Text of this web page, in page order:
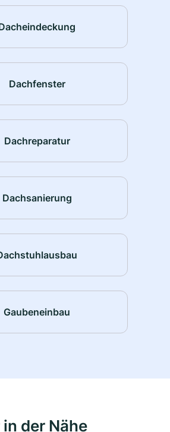
Dachfenster
Dachreparatur
Dachsanierung
Gaubeneinbau
der Nähe